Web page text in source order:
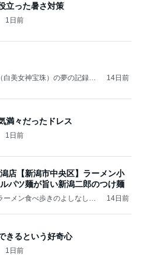
立った暑さ対策
1日前
白美女神宝珠）の夢の記録
14日前
満々だったドレス
1日前
店【新潟市中央区】ラーメン小
パツ麺が旨い新潟二郎のつけ麺
メン食べ歩きのよしなしご
14日前
きるという好奇心
1日前